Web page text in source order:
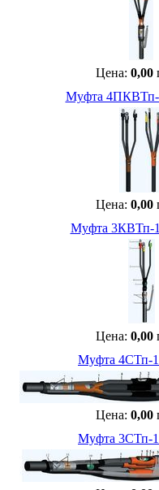
Цена: 0,00
Муфта 4ПКВТп-
Цена: 0,00
Муфта 3КВТп-
Цена: 0,00
Муфта 4СТп-1
Цена: 0,00
Муфта 3СТп-